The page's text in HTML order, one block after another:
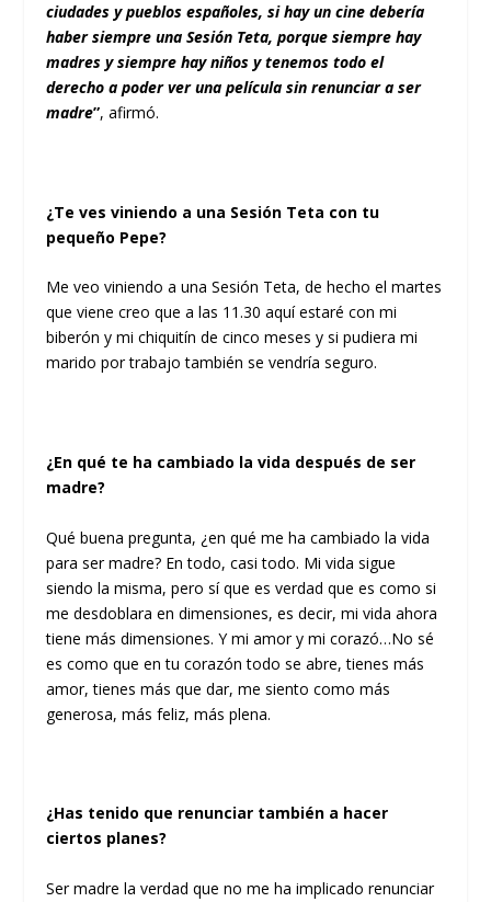
ciudades y pueblos españoles, si hay un cine debería
haber siempre una Sesión Teta, porque siempre hay
madres y siempre hay niños y tenemos todo el
derecho a poder ver una película sin renunciar a ser
madre”, afirmó.
¿Te ves viniendo a una Sesión Teta con tu
pequeño Pepe?
Me veo viniendo a una Sesión Teta, de hecho el martes
que viene creo que a las 11.30 aquí estaré con mi
biberón y mi chiquitín de cinco meses y si pudiera mi
marido por trabajo también se vendría seguro.
¿En qué te ha cambiado la vida después de ser
madre?
Qué buena pregunta, ¿en qué me ha cambiado la vida
para ser madre? En todo, casi todo. Mi vida sigue
siendo la misma, pero sí que es verdad que es como si
me desdoblara en dimensiones, es decir, mi vida ahora
tiene más dimensiones. Y mi amor y mi corazó…No sé
es como que en tu corazón todo se abre, tienes más
amor, tienes más que dar, me siento como más
generosa, más feliz, más plena.
¿Has tenido que renunciar también a hacer
ciertos planes?
Ser madre la verdad que no me ha implicado renunciar